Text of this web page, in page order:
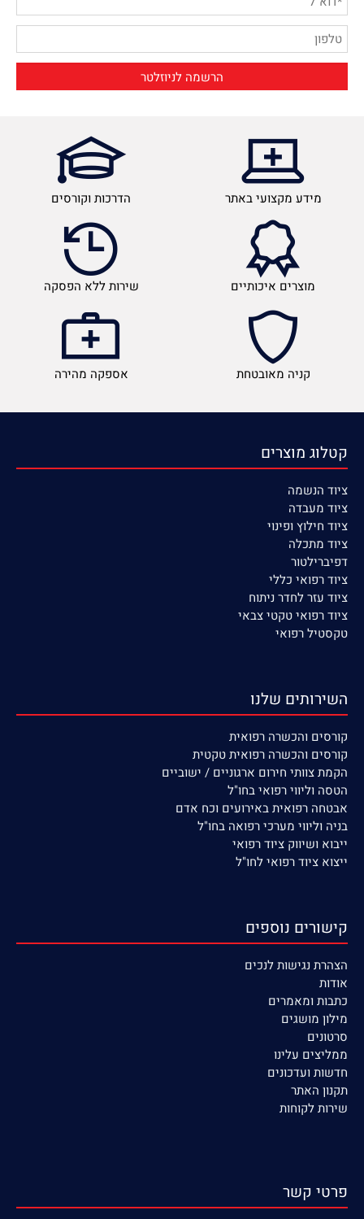
מידע מקצועי באתר הדרכות וקורסים
מוצרים איכותיים שירות ללא הפסקה
קניה מאובטחת אספקה מהירה
קטלוג מוצרים
ציוד הנשמה
ציוד מעבדה
ציוד חילוץ ופינוי
ציוד מתכלה
דפיברילטור
ציוד רפואי כללי
ציוד עזר לחדר ניתוח
ציוד רפואי טקטי צבאי
טקסטיל רפואי
השירותים שלנו
קורסים והכשרה רפואית
קורסים והכשרה רפואית טקטית
הקמת צוותי חירום ארגוניים / ישוביים
הטסה וליווי רפואי בחו"ל
אבטחה רפואית באירועים וכח אדם
בניה וליווי מערכי רפואה בחו"ל
ייבוא ושיווק ציוד רפואי
ייצוא ציוד רפואי לחו"ל
קישורים נוספים
הצהרת נגישות לנכים
אודות
כתבות ומאמרים
מילון מושגים
סרטונים
ממליצים עלינו
חדשות ועדכונים
תקנון האתר
שירות לקוחות
פרטי קשר